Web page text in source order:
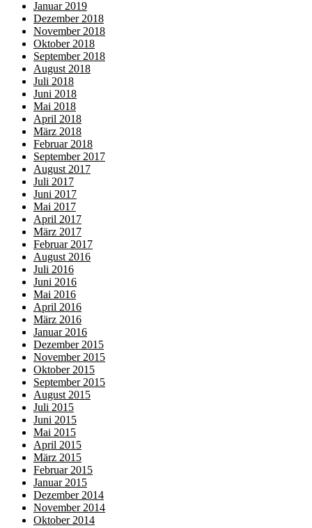
Januar 2019
Dezember 2018
November 2018
Oktober 2018
September 2018
August 2018
Juli 2018
Juni 2018
Mai 2018
April 2018
März 2018
Februar 2018
September 2017
August 2017
Juli 2017
Juni 2017
Mai 2017
April 2017
März 2017
Februar 2017
August 2016
Juli 2016
Juni 2016
Mai 2016
April 2016
März 2016
Januar 2016
Dezember 2015
November 2015
Oktober 2015
September 2015
August 2015
Juli 2015
Juni 2015
Mai 2015
April 2015
März 2015
Februar 2015
Januar 2015
Dezember 2014
November 2014
Oktober 2014